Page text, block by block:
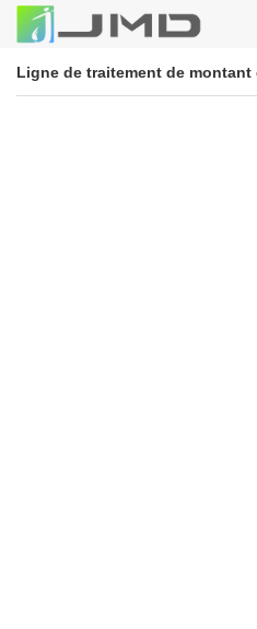
Ligne de traitement de montant